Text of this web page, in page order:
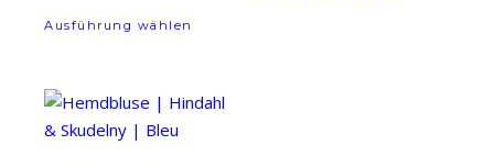
Ausführung wählen